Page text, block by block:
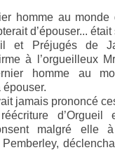
homme au monde
d’épouser...
et Préjugés de
à l’orgueilleux
homme au
jamais prononcé
d’Orgueil
malgré elle
Pemberley,